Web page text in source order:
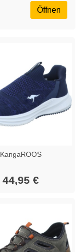
Öffnen
KangaROOS
44,95 €